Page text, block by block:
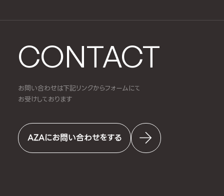
CONTACT
お問い合わせは下記リンクからフォームにて
お受けしております
AZAにお問い合わせをする